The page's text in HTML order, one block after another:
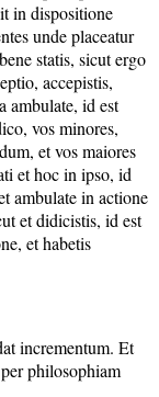
in dispositione
unde placeatur
statis, sicut ergo
accepistis,
ambulate, id est
vos minores,
et vos maiores
et hoc in ipso, id
ambulate in actione
et didicistis, id est
et habetis
incrementum. Et
philosophiam